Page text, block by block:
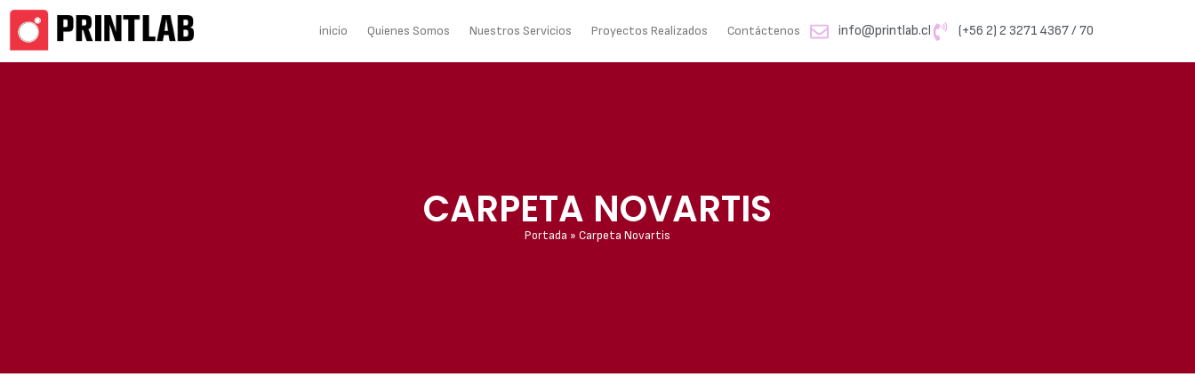
inicio Quienes Somos Nuestros Servicios Proyectos Realizados Contáctenos info@printlab.cl (+56 2) 2 3271 4367 / 70
CARPETA NOVARTIS
Portada » Carpeta Novartis